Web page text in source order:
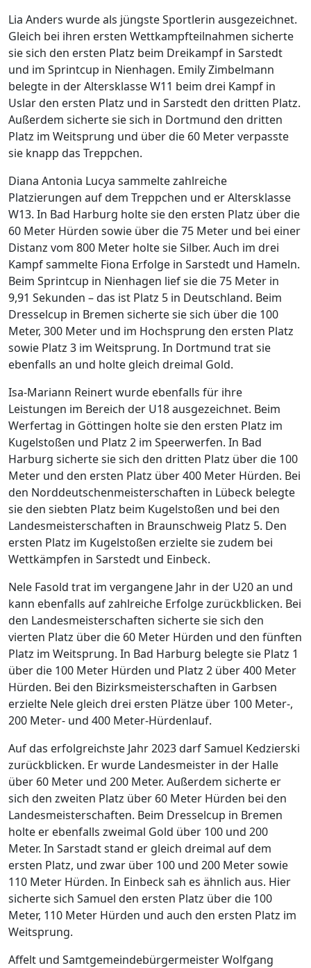
Lia Anders wurde als jüngste Sportlerin ausgezeichnet.
Gleich bei ihren ersten Wettkampfteilnahmen sicherte
sie sich den ersten Platz beim Dreikampf in Sarstedt
und im Sprintcup in Nienhagen. Emily Zimbelmann
belegte in der Altersklasse W11 beim drei Kampf in
Uslar den ersten Platz und in Sarstedt den dritten Platz.
Außerdem sicherte sie sich in Dortmund den dritten
Platz im Weitsprung und über die 60 Meter verpasste
sie knapp das Treppchen.
Diana Antonia Lucya sammelte zahlreiche
Platzierungen auf dem Treppchen und er Altersklasse
W13. In Bad Harburg holte sie den ersten Platz über die
60 Meter Hürden sowie über die 75 Meter und bei einer
Distanz vom 800 Meter holte sie Silber. Auch im drei
Kampf sammelte Fiona Erfolge in Sarstedt und Hameln.
Beim Sprintcup in Nienhagen lief sie die 75 Meter in
9,91 Sekunden – das ist Platz 5 in Deutschland. Beim
Dresselcup in Bremen sicherte sie sich über die 100
Meter, 300 Meter und im Hochsprung den ersten Platz
sowie Platz 3 im Weitsprung. In Dortmund trat sie
ebenfalls an und holte gleich dreimal Gold.
Isa-Mariann Reinert wurde ebenfalls für ihre
Leistungen im Bereich der U18 ausgezeichnet. Beim
Werfertag in Göttingen holte sie den ersten Platz im
Kugelstoßen und Platz 2 im Speerwerfen. In Bad
Harburg sicherte sie sich den dritten Platz über die 100
Meter und den ersten Platz über 400 Meter Hürden. Bei
den Norddeutschenmeisterschaften in Lübeck belegte
sie den siebten Platz beim Kugelstoßen und bei den
Landesmeisterschaften in Braunschweig Platz 5. Den
ersten Platz im Kugelstoßen erzielte sie zudem bei
Wettkämpfen in Sarstedt und Einbeck.
Nele Fasold trat im vergangene Jahr in der U20 an und
kann ebenfalls auf zahlreiche Erfolge zurückblicken. Bei
den Landesmeisterschaften sicherte sie sich den
vierten Platz über die 60 Meter Hürden und den fünften
Platz im Weitsprung. In Bad Harburg belegte sie Platz 1
über die 100 Meter Hürden und Platz 2 über 400 Meter
Hürden. Bei den Bizirksmeisterschaften in Garbsen
erzielte Nele gleich drei ersten Plätze über 100 Meter-,
200 Meter- und 400 Meter-Hürdenlauf.
Auf das erfolgreichste Jahr 2023 darf Samuel Kedzierski
zurückblicken. Er wurde Landesmeister in der Halle
über 60 Meter und 200 Meter. Außerdem sicherte er
sich den zweiten Platz über 60 Meter Hürden bei den
Landesmeisterschaften. Beim Dresselcup in Bremen
holte er ebenfalls zweimal Gold über 100 und 200
Meter. In Sarstadt stand er gleich dreimal auf dem
ersten Platz, und zwar über 100 und 200 Meter sowie
110 Meter Hürden. In Einbeck sah es ähnlich aus. Hier
sicherte sich Samuel den ersten Platz über die 100
Meter, 110 Meter Hürden und auch den ersten Platz im
Weitsprung.
Affelt und Samtgemeindebürgermeister Wolfgang